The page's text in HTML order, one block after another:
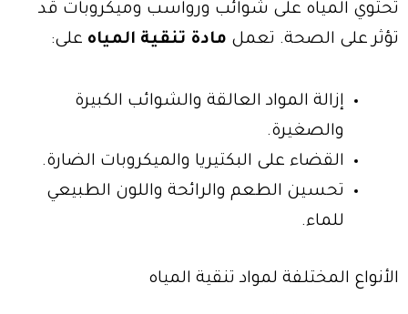
تحتوي المياه على شوائب ورواسب وميكروبات قد
تؤثر على الصحة. تعمل مادة تنقية المياه على:
إزالة المواد العالقة والشوائب الكبيرة
والصغيرة.
القضاء على البكتيريا والميكروبات الضارة.
تحسين الطعم والرائحة واللون الطبيعي
للماء.
الأنواع المختلفة لمواد تنقية المياه